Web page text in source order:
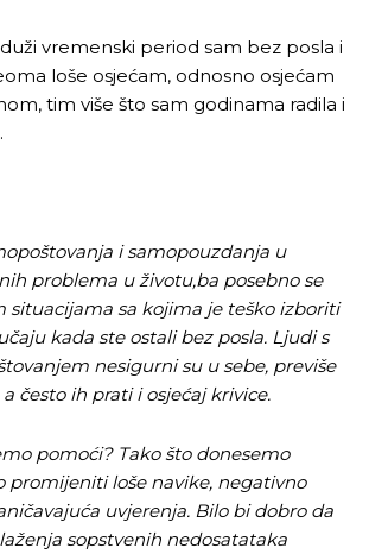
vremenski period sam bez posla i
loše osjećam, odnosno osjećam
tim više što sam godinama radila i
i samopouzdanja u
problema u životu,ba posebno se
situacijama sa kojima je teško izboriti
kada ste ostali bez posla. Ljudi s
nesigurni su u sebe, previše
često ih prati i osjećaj krivice.
pomoći? Tako što donesemo
promijeniti loše navike, negativno
uvjerenja. Bilo bi dobro da
sopstvenih nedosatataka